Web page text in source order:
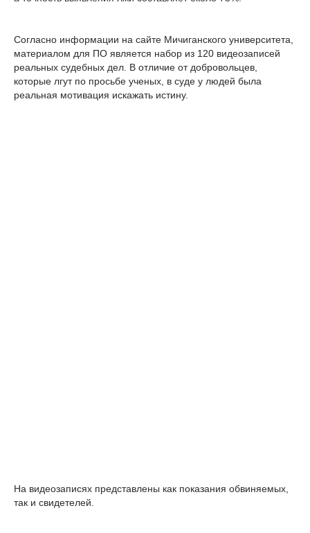
Согласно информации на сайте Мичиганского университета,
материалом для ПО является набор из 120 видеозаписей
реальных судебных дел. В отличие от добровольцев,
которые лгут по просьбе ученых, в суде у людей была
реальная мотивация искажать истину.
На видеозаписях представлены как показания обвиняемых,
так и свидетелей.